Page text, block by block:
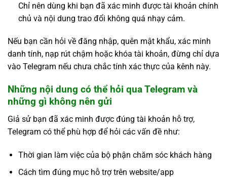
Chỉ nên dùng khi bạn đã xác minh được tài khoản chính
chủ và nội dung trao đổi không quá nhạy cảm.
Nếu bạn cần hỏi về đăng nhập, quên mật khẩu, xác minh
danh tính, nạp rút chậm hoặc khóa tài khoản, đừng chỉ dựa
vào Telegram nếu chưa chắc tính xác thực của kênh này.
Những nội dung có thể hỏi qua Telegram và
những gì không nên gửi
Giả sử bạn đã xác minh được đúng tài khoản hỗ trợ,
Telegram có thể phù hợp để hỏi các vấn đề như:
Thời gian làm việc của bộ phận chăm sóc khách hàng
Cách tìm đúng mục hỗ trợ trên website/app